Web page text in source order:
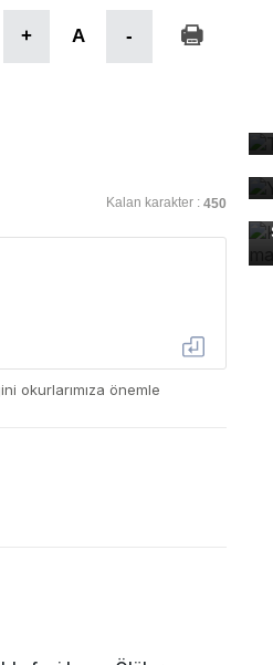
+ A -
Kalan karakter : 450
okurlarımıza önemle